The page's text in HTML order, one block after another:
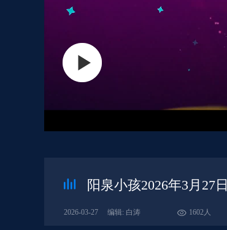
阳泉小孩2026年3月27日
2026-03-27 编辑: 白涛 1602人